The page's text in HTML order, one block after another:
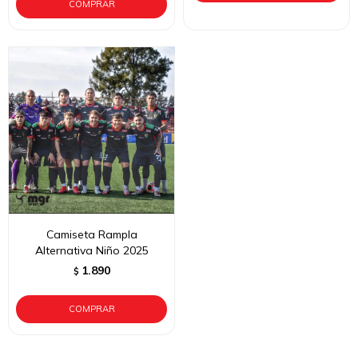
Camiseta Rampla
Alternativa Niño 2025
$ 1.890